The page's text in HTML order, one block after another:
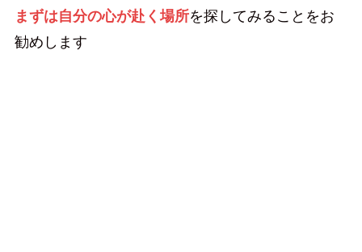
まずは自分の心が赴く場所を探してみることをお
勧めします